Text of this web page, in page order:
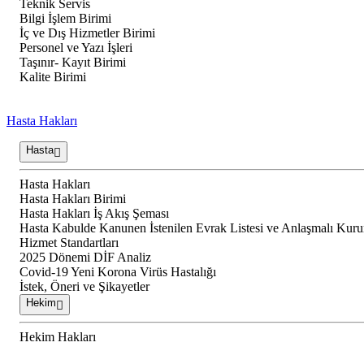
Teknik Servis
Bilgi İşlem Birimi
İç ve Dış Hizmetler Birimi
Personel ve Yazı İşleri
Taşınır- Kayıt Birimi
Kalite Birimi
Hasta Hakları
Hasta
Hasta Hakları
Hasta Hakları Birimi
Hasta Hakları İş Akış Şeması
Hasta Kabulde Kanunen İstenilen Evrak Listesi ve Anlaşmalı
Hizmet Standartları
2025 Dönemi DİF Analiz
Covid-19 Yeni Korona Virüs Hastalığı
İstek, Öneri ve Şikayetler
Hekim
Hekim Hakları